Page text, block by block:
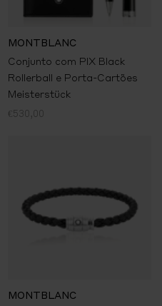
MONTBLANC
Conjunto com PIX Black
Rollerball e Porta-Cartões
Meisterstück
€530,00
MONTBLANC